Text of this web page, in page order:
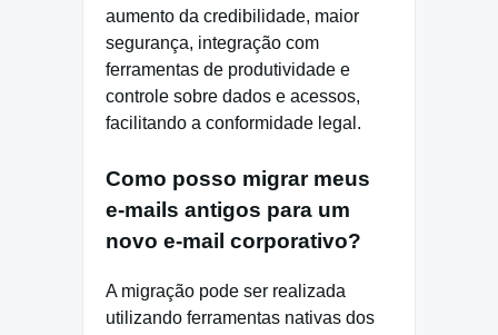
aumento da credibilidade, maior
segurança, integração com
ferramentas de produtividade e
controle sobre dados e acessos,
facilitando a conformidade legal.
Como posso migrar meus
e-mails antigos para um
novo e-mail corporativo?
A migração pode ser realizada
utilizando ferramentas nativas dos